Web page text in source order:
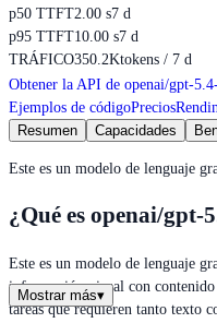
p50 TTFT2.00 s7 d
p95 TTFT10.00 s7 d
TRÁFICO350.2Ktokens / 7 d
Obtener la API de openai/gpt-
Ejemplos de códigoPrecios
Resumen
Capacidades
Este es un modelo de lenguaje
¿Qué es openai/gpt-
Este es un modelo de lenguaje
información visual con contenido
tareas que requieren tanto texto
Mostrar más▾